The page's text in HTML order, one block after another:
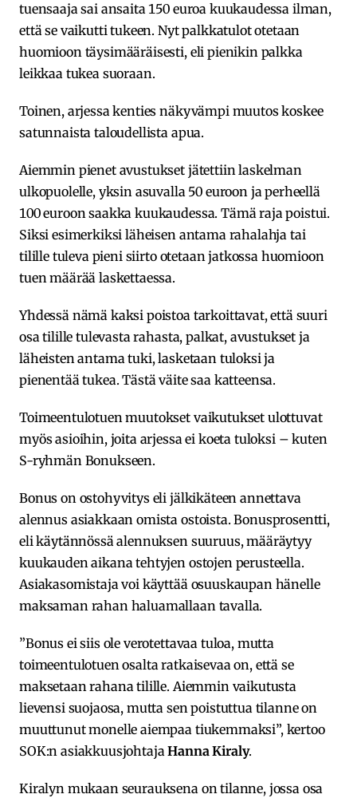
tuensaaja sai ansaita 150 euroa kuukaudessa ilman,
että se vaikutti tukeen. Nyt palkkatulot otetaan
huomioon täysimääräisesti, eli pienikin palkka
leikkaa tukea suoraan.
Toinen, arjessa kenties näkyvämpi muutos koskee
satunnaista taloudellista apua.
Aiemmin pienet avustukset jätettiin laskelman
ulkopuolelle, yksin asuvalla 50 euroon ja perheellä
100 euroon saakka kuukaudessa. Tämä raja poistui.
Siksi esimerkiksi läheisen antama rahalahja tai
tilille tuleva pieni siirto otetaan jatkossa huomioon
tuen määrää laskettaessa.
Yhdessä nämä kaksi poistoa tarkoittavat, että suuri
osa tilille tulevasta rahasta, palkat, avustukset ja
läheisten antama tuki, lasketaan tuloksi ja
pienentää tukea. Tästä väite saa katteensa.
Toimeentulotuen muutokset vaikutukset ulottuvat
myös asioihin, joita arjessa ei koeta tuloksi – kuten
S-ryhmän Bonukseen.
Bonus on ostohyvitys eli jälkikäteen annettava
alennus asiakkaan omista ostoista. Bonusprosentti,
eli käytännössä alennuksen suuruus, määräytyy
kuukauden aikana tehtyjen ostojen perusteella.
Asiakasomistaja voi käyttää osuuskaupan hänelle
maksaman rahan haluamallaan tavalla.
”Bonus ei siis ole verotettavaa tuloa, mutta
toimeentulotuen osalta ratkaisevaa on, että se
maksetaan rahana tilille. Aiemmin vaikutusta
lievensi suojaosa, mutta sen poistuttua tilanne on
muuttunut monelle aiempaa tiukemmaksi”, kertoo
SOK:n asiakkuusjohtajaHanna Kiraly.
Kiralyn mukaan seurauksena on tilanne, jossa osa